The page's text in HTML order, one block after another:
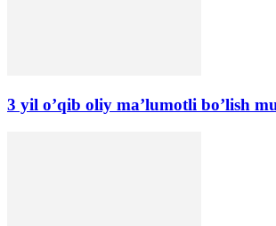
3 yil o’qib oliy ma’lumotli bo’lish